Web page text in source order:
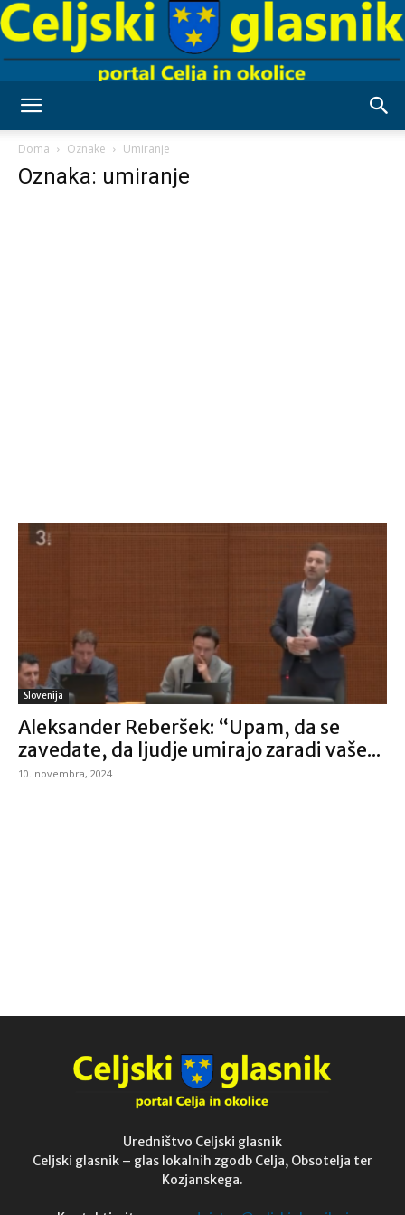
Doma Oznake Umiranje
Oznaka: umiranje
Slovenija
Aleksander Reberšek: “Upam, da se
zavedate, da ljudje umirajo zaradi vaše...
10. novembra, 2024
Uredništvo Celjski glasnik
Celjski glasnik – glas lokalnih zgodb Celja, Obsotelja ter
Kozjanskega.